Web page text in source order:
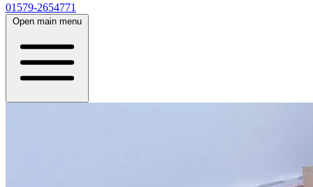
01579-2654771
Open main menu